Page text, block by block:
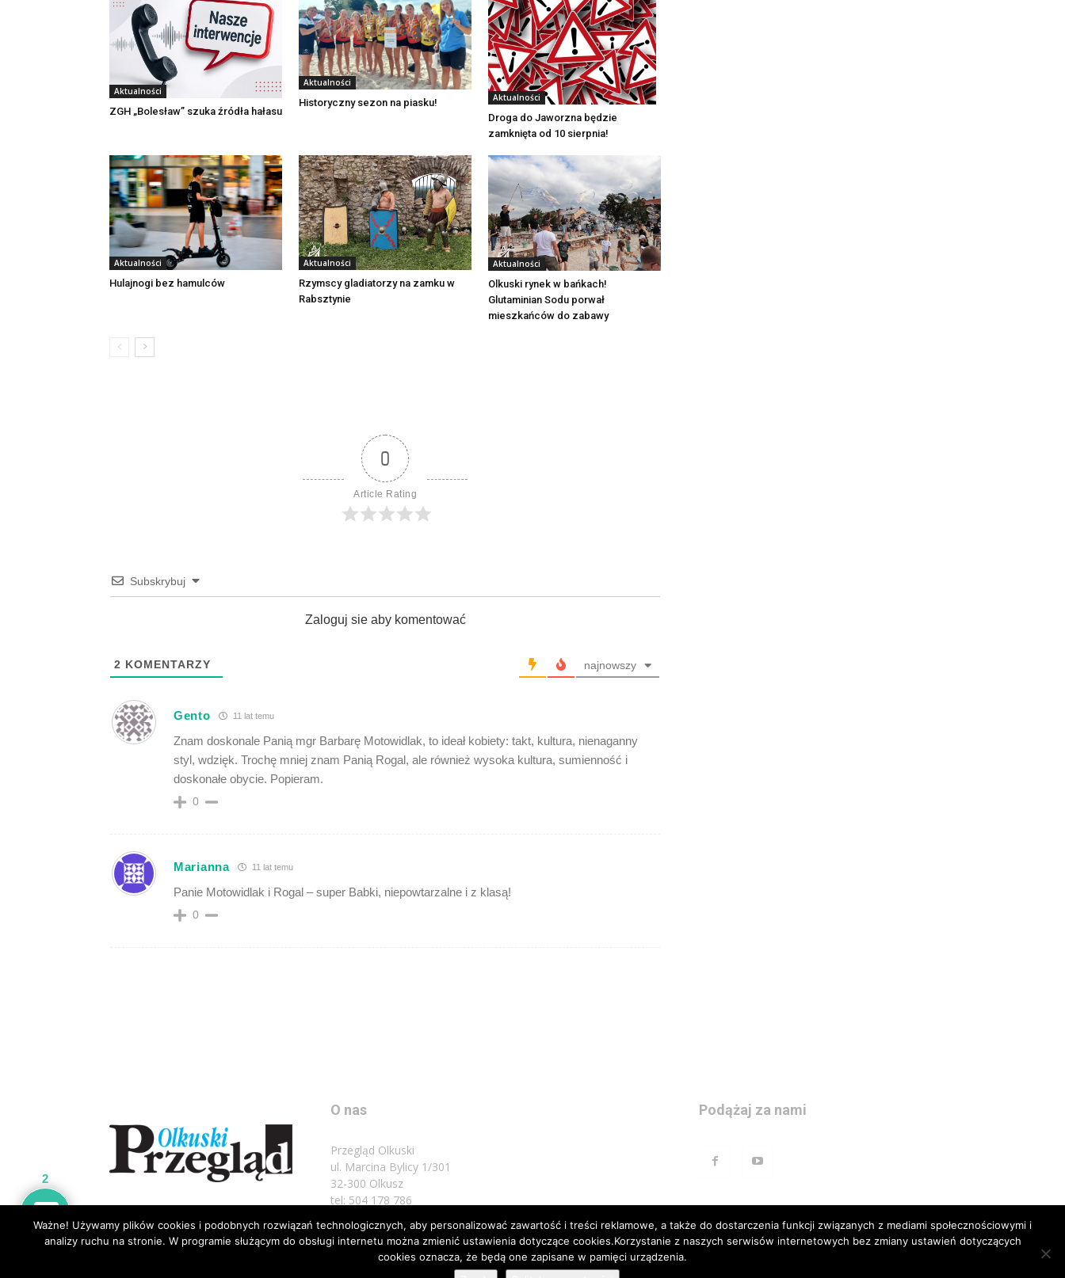
Aktualności
ZGH „Bolesław” szuka źródła hałasu
Aktualności
Historyczny sezon na piasku! Aktualności
Droga do Jaworzna będzie
zamknięta od 10 sierpnia!
Aktualności
Hulajnogi bez hamulców
Aktualności
Rzymscy gladiatorzy na zamku w
Rabsztynie
Aktualności
Olkuski rynek w bańkach!
Glutaminian Sodu porwał
mieszkańców do zabawy
0
Article Rating
Subskrybuj
Zaloguj sie aby komentować
2 KOMENTARZY najnowszy
Gento 11 lat temu
Znam doskonale Panią mgr Barbarę Motowidlak, to ideał kobiety: takt, kultura, nienaganny
styl, wdzięk. Trochę mniej znam Panią Rogal, ale również wysoka kultura, sumienność i
doskonałe obycie. Popieram.
0
Marianna 11 lat temu
Panie Motowidlak i Rogal – super Babki, niepowtarzalne i z klasą!
0
O nas
Przegląd Olkuski
ul. Marcina Bylicy 1/301
32-300 Olkusz
tel: 504 178 786
Napisz do nas: biuro@przeglad.olkuski.pl
Podążaj za nami
2
Ważne! Używamy plików cookies i podobnych rozwiązań technologicznych, aby personalizować zawartość i treści reklamowe, a także do dostarczenia funkcji związanych z mediami społecznościowymi i
analizy ruchu na stronie. W programie służącym do obsługi internetu można zmienić ustawienia dotyczące cookies.Korzystanie z naszych serwisów internetowych bez zmiany ustawień dotyczących
cookies oznacza, że będą one zapisane w pamięci urządzenia.